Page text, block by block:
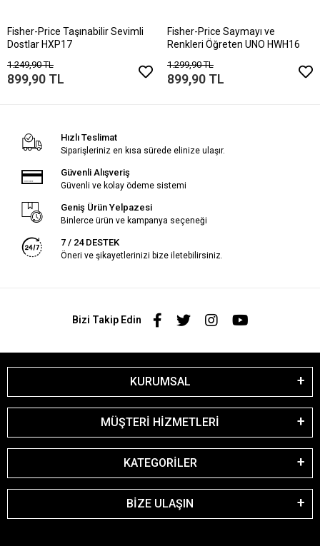
Fisher-Price Taşınabilir Sevimli
Dostlar HXP17
1.249,90 TL
899,90 TL
Fisher-Price Saymayı ve
Renkleri Öğreten UNO HWH16
1.299,90 TL
899,90 TL
Hızlı Teslimat
Siparişleriniz en kısa sürede elinize ulaşır.
Güvenli Alışveriş
Güvenli ve kolay ödeme sistemi
Geniş Ürün Yelpazesi
Binlerce ürün ve kampanya seçeneği
7 / 24 DESTEK
Öneri ve şikayetlerinizi bize iletebilirsiniz.
Bizi Takip Edin
KURUMSAL
MÜŞTERİ HİZMETLERİ
KATEGORİLER
BİZE ULAŞIN